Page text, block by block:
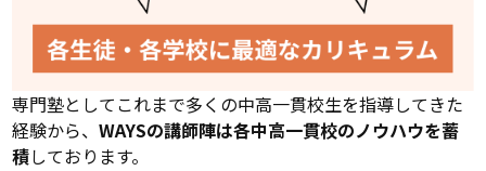
専門塾としてこれまで多くの中高一貫校生を指導してきた
経験から、WAYSの講師陣は各中高一貫校のノウハウを蓄
積しております。